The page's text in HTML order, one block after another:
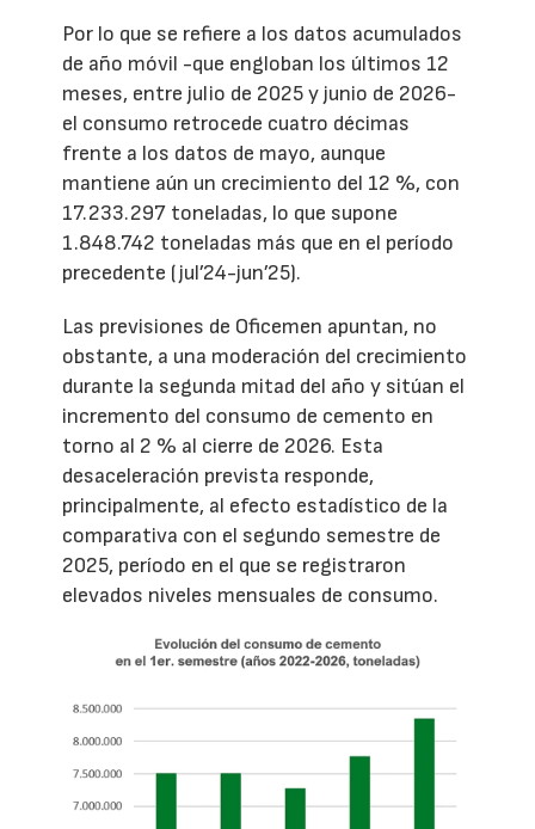
Por lo que se refiere a los datos acumulados
de año móvil -que engloban los últimos 12
meses, entre julio de 2025 y junio de 2026-
el consumo retrocede cuatro décimas
frente a los datos de mayo, aunque
mantiene aún un crecimiento del 12 %, con
17.233.297 toneladas, lo que supone
1.848.742 toneladas más que en el período
precedente (jul’24-jun’25).
Las previsiones de Oficemen apuntan, no
obstante, a una moderación del crecimiento
durante la segunda mitad del año y sitúan el
incremento del consumo de cemento en
torno al 2 % al cierre de 2026. Esta
desaceleración prevista responde,
principalmente, al efecto estadístico de la
comparativa con el segundo semestre de
2025, período en el que se registraron
elevados niveles mensuales de consumo.